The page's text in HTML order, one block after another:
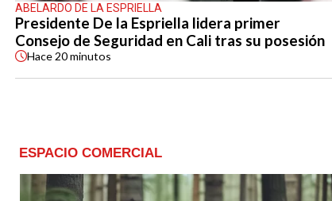
ABELARDO DE LA ESPRIELLA
Presidente De la Espriella lidera primer
Consejo de Seguridad en Cali tras su posesión
Hace20 minutos